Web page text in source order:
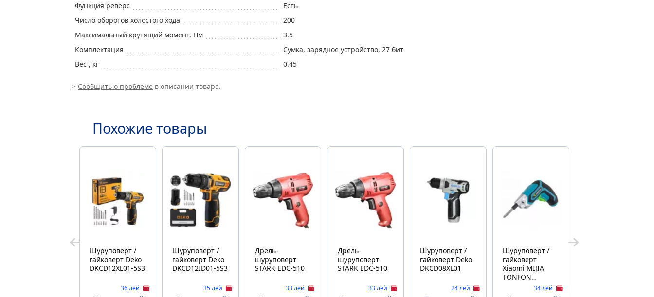
Функция реверс
Eсть
Число оборотов холостого хода
200
Максимальный крутящий момент, Hм
3.5
Комплектация
Сумка, зарядное устройство, 27 бит
Вес , кг
0.45
> Сообщить о проблеме в описании товара.
Похожие товары
Шуруповерт /
гайковерт Deko
DKCD12XL01-5S3
36 лей
Шуруповерт /
гайковерт Deko
DKCD12ID01-5S3
35 лей
Дрель-
шуруповерт
STARK EDC-510
33 лей
Дрель-
шуруповерт
STARK EDC-510
33 лей
Шуруповерт /
гайковерт Deko
DKCD08XL01
24 лей
Шуруповерт /
гайковерт
Xiaomi MIJIA
TONFON
WIRELESS
ELECTRIC
34 лей